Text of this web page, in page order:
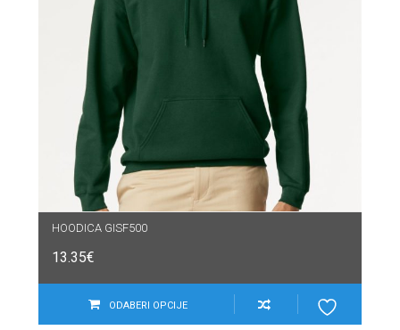
HOODICA GISF500
13.35€
ODABERI OPCIJE